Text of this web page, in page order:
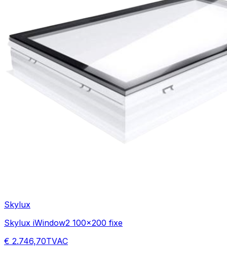
Skylux
Skylux iWindow2 100x200 fixe
€ 2.746,70TVAC